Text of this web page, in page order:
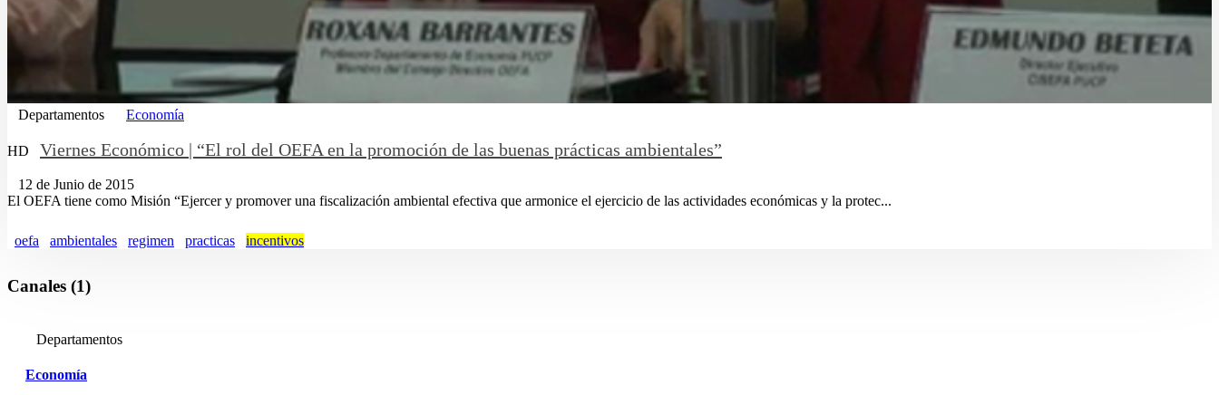
Departamentos Economía
HD Viernes Económico | “El rol del OEFA en la promoción de las buenas prácticas ambientales”
12 de Junio de 2015
El OEFA tiene como Misión “Ejercer y promover una fiscalización ambiental efectiva que armonice el ejercicio de las actividades económicas y la protec...
oefa ambientales regimen practicas incentivos
Canales (1)
Departamentos
Economía